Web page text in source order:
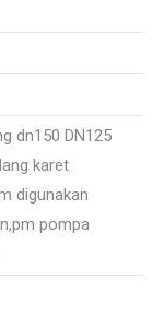
dn150 DN125
karet
digunakan
pompa